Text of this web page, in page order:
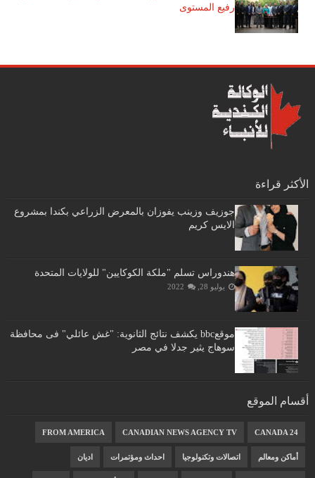
رفيع المستوى
الأكثر قراءة
جوزيف وزينب يفوزان بالمعرض الزراعي بكندا بمشروع
الايس كريم
هندوراس تسلم "ملكة الكوكايين" للولايات المتحدة
يوليو 28, 2022
موقعbbc يكشف نتائج الثانوية: "غش عائلي" فى محافظة
سوهاج يثير جدلا في مصر
أقسام الموقع
CANADA 24
CANADIAN NEWS AGENCY TV
FROM AMERICA
أماكن ومعالم اتصالات وتكنولوجيا احداث ومؤتمرات اديان